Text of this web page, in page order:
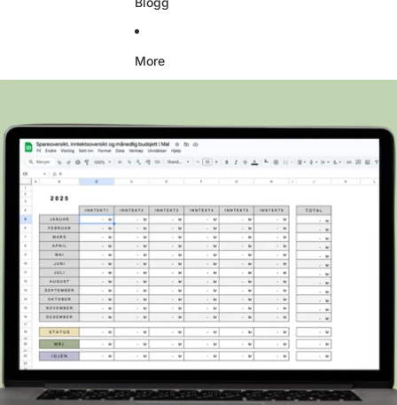
More
Hopp til produktinformasjon